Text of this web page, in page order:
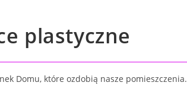
plastyczne
Domu, które ozdobią nasze pomieszczenia.